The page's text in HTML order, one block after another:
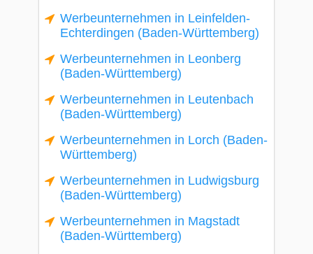
Werbeunternehmen in Leinfelden-
Echterdingen (Baden-Württemberg)
Werbeunternehmen in Leonberg
(Baden-Württemberg)
Werbeunternehmen in Leutenbach
(Baden-Württemberg)
Werbeunternehmen in Lorch (Baden-
Württemberg)
Werbeunternehmen in Ludwigsburg
(Baden-Württemberg)
Werbeunternehmen in Magstadt
(Baden-Württemberg)